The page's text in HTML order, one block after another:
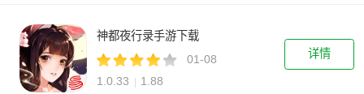
神都夜行录手游下载
01-08
1.0.33
1.88
详情